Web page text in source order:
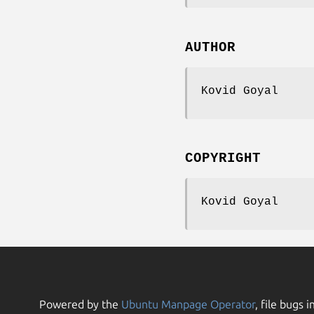
AUTHOR
Kovid Goyal
COPYRIGHT
Kovid Goyal
Powered by the Ubuntu Manpage Operator, file bugs in